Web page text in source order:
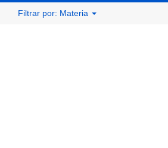
Filtrar por: Materia